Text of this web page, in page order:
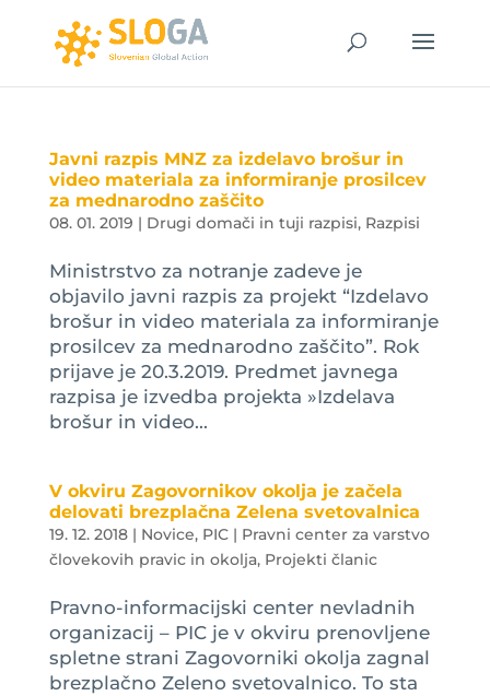
Javni razpis MNZ za izdelavo brošur in
video materiala za informiranje prosilcev
za mednarodno zaščito
08. 01. 2019 | Drugi domači in tuji razpisi, Razpisi
Ministrstvo za notranje zadeve je
objavilo javni razpis za projekt “Izdelavo
brošur in video materiala za informiranje
prosilcev za mednarodno zaščito”. Rok
prijave je 20.3.2019. Predmet javnega
razpisa je izvedba projekta »Izdelava
brošur in video...
V okviru Zagovornikov okolja je začela
delovati brezplačna Zelena svetovalnica
19. 12. 2018| Novice, PIC | Pravni center za varstvo
človekovih pravic in okolja, Projekti članic
Pravno-informacijski center nevladnih
organizacij – PIC je v okviru prenovljene
spletne strani Zagovorniki okolja zagnal
brezplačno Zeleno svetovalnico. To sta